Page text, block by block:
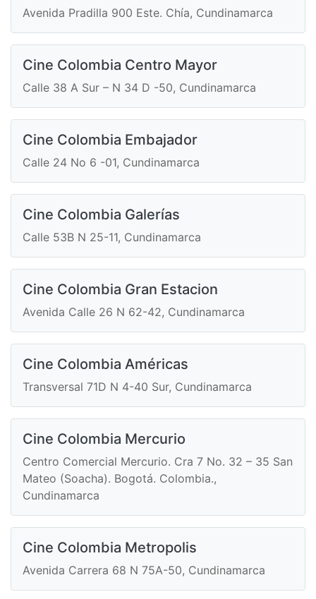
Avenida Pradilla 900 Este. Chía, Cundinamarca
Cine Colombia Centro Mayor
Calle 38 A Sur – N 34 D -50, Cundinamarca
Cine Colombia Embajador
Calle 24 No 6 -01, Cundinamarca
Cine Colombia Galerías
Calle 53B N 25-11, Cundinamarca
Cine Colombia Gran Estacion
Avenida Calle 26 N 62-42, Cundinamarca
Cine Colombia Américas
Transversal 71D N 4-40 Sur, Cundinamarca
Cine Colombia Mercurio
Centro Comercial Mercurio. Cra 7 No. 32 – 35 San
Mateo (Soacha). Bogotá. Colombia.,
Cundinamarca
Cine Colombia Metropolis
Avenida Carrera 68 N 75A-50, Cundinamarca